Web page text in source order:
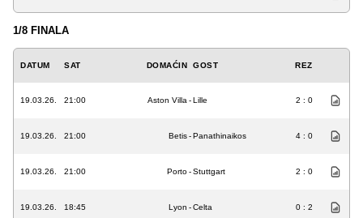
1/8 FINALA
DATUM SAT DOMAĆIN GOST REZ
19.03.26. 21:00 Aston Villa -Lille 2 : 0
19.03.26. 21:00 Betis-Panathinaikos 4 : 0
19.03.26. 21:00 Porto-Stuttgart 2 : 0
19.03.26. 18:45 Lyon -Celta 0 : 2